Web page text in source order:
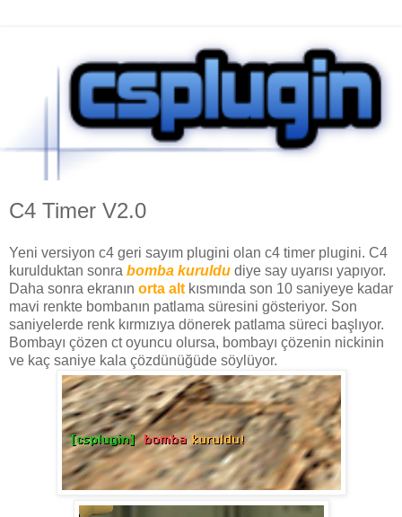
C4 Timer V2.0
Yeni versiyon c4 geri sayım plugini olan c4 timer plugini. C4
kurulduktan sonra bomba kuruldu diye say uyarısı yapıyor.
Daha sonra ekranın orta altkısmında son 10 saniyeye kadar
mavi renkte bombanın patlama süresini gösteriyor. Son
saniyelerde renk kırmızıya dönerek patlama süreci başlıyor.
Bombayı çözen ct oyuncu olursa, bombayı çözenin nickinin
ve kaç saniye kala çözdünüğüde söylüyor.